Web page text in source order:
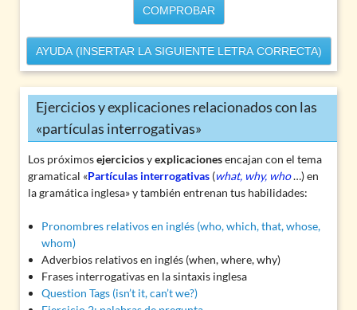
COMPROBAR
AYUDA (INSERTAR LA SIGUIENTE LETRA CORRECTA)
Ejercicios y explicaciones relacionados con las
«partículas interrogativas»
Los próximosejerciciosyexplicacionesencajan con el tema
gramatical «Partículas interrogativas(what, why, who…) en
la gramática inglesa» y también entrenan tus habilidades:
Pronombres relativos en inglés (who, which, that, whose,
whom)
Adverbios relativos en inglés (when, where, why)
Frases interrogativas en la sintaxis inglesa
Question Tags (isn’t it, can’t we?)